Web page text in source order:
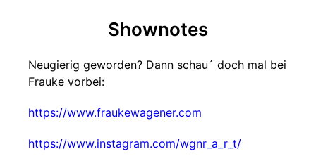
Shownotes
Neugierig geworden? Dann schau´ doch mal bei
Frauke vorbei:
https://www.fraukewagener.com
https://www.instagram.com/wgnr_a_r_t/